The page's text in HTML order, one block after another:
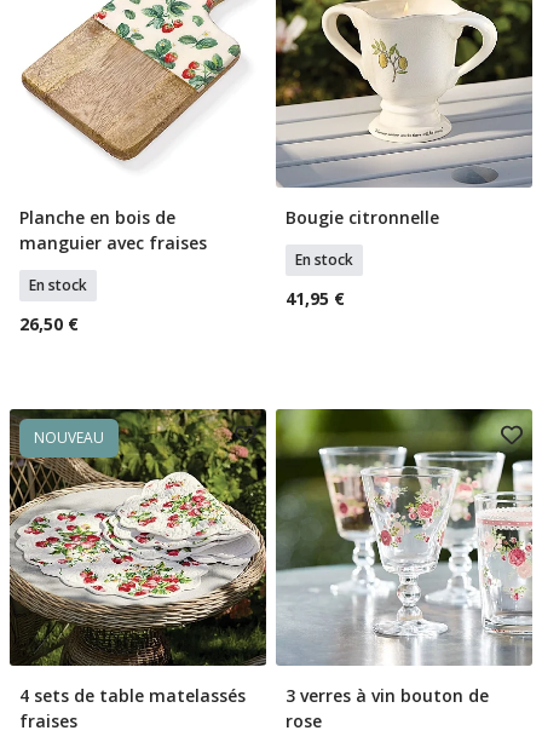
Ajouter Au Panier
Planche en bois de
manguier avec fraises
En stock
26,50 €
Ajouter Au Panier
Bougie citronnelle
En stock
41,95 €
NOUVEAU
Ajouter Au Panier
4 sets de table matelassés
fraises
Ajouter Au Panier
3 verres à vin bouton de
rose